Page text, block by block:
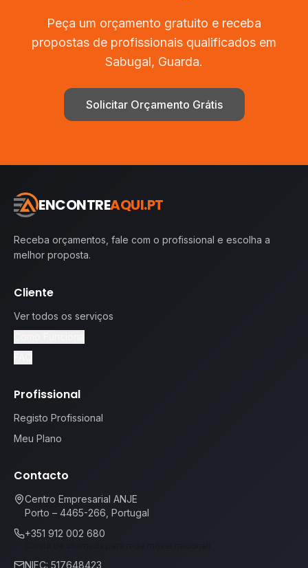
Peça um orçamento gratuito e receba
propostas de profissionais qualificados em
Sabugal, Guarda.
Solicitar Orçamento Grátis
ENCONTREAQUI.PT
Receba orçamentos, fale com o profissional e escolha a
melhor proposta.
Cliente
Ver todos os serviços
Profissional
Registo Profissional
Meu Plano
Contacto
Centro Empresarial ANJE
Porto – 4465-266, Portugal
+351 912 002 680
NIFC: 517648423